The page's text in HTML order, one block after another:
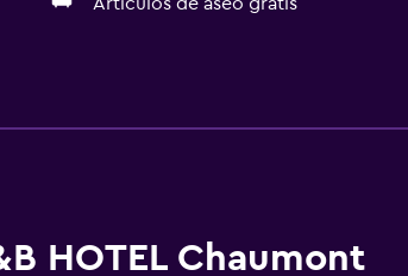
Unidad accesible para personas en silla
Ascensor
HOTEL Chaumont